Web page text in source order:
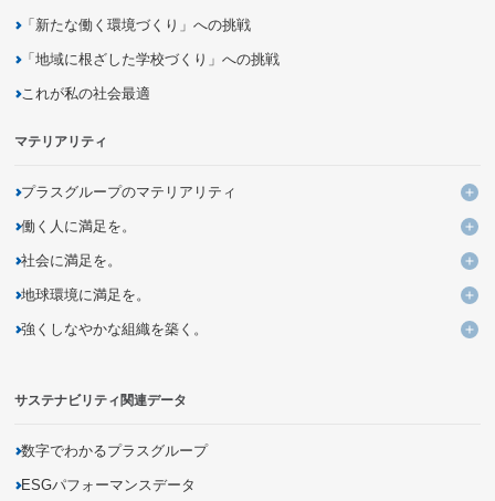
「新たな働く環境づくり」への挑戦
「地域に根ざした学校づくり」への挑戦
これが私の社会最適
マテリアリティ
プラスグループのマテリアリティ
プ
KPIと進捗
働く人に満足を。
働
よりよい働き方・いごこちのよい環境づくりの追求・提案
多様性を活かす組織への変革
未来につながる人材の育成
社会に満足を。
社
ユニークなデザイン・発想による価値ある商品とサービスの創出
バリューチェーンの変革による新しいビジネスモデルの創造
商品の品質向上・安全性確保
商品に関する情報開示
地域社会とのパートナーシップの促進
地球環境に満足を。
地
企業活動を通じた気候変動問題への取り組み
有害化学物質の把握・削減
生物多様性の保全
強くしなやかな組織を築く。
強
災害に強いインフラの構築
サステナビリティ関連データ
数字でわかるプラスグループ
ESGパフォーマンスデータ